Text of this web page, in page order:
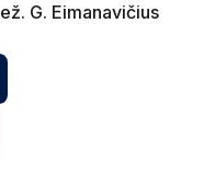
G. Eimanavičius